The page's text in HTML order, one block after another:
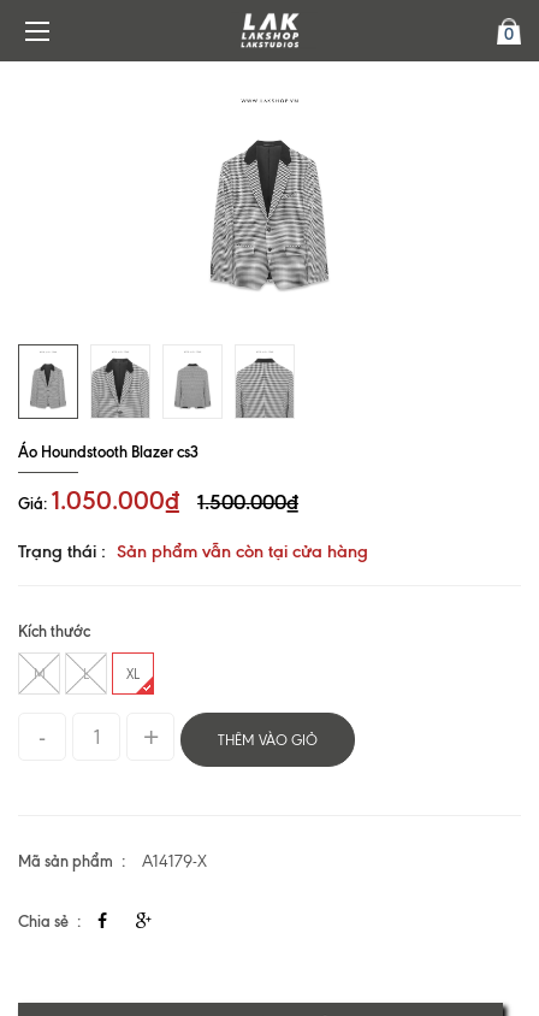
0
Áo Houndstooth Blazer cs3
Giá: 1.050.000₫ 1.500.000₫
Trạng thái : Sản phẩm vẫn còn tại cửa hàng
Kích thước
M L XL
THÊM VÀO GIỎ
Mã sản phẩm A14179-X
Chia sẻ